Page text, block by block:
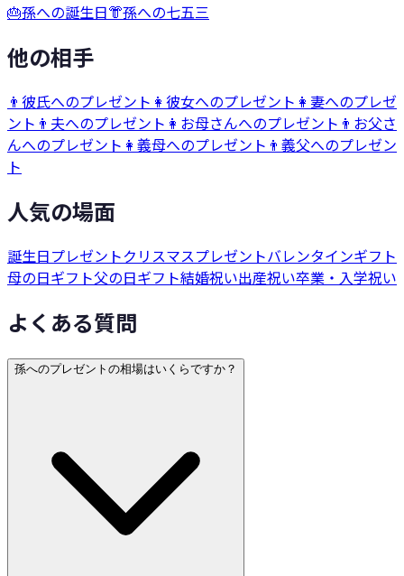
🎂孫への誕生日👘孫への七五三
他の相手
👨 彼氏へのプレゼント 👩 彼女へのプレゼント 👩 妻へのプレゼ
ント 👨 夫へのプレゼント 👩 お母さんへのプレゼント 👨 お父さ
んへのプレゼント 👩 義母へのプレゼント 👨 義父へのプレゼン
ト
人気の場面
誕生日プレゼントクリスマスプレゼントバレンタインギフト
母の日ギフト父の日ギフト結婚祝い出産祝い卒業・入学祝い
よくある質問
孫へのプレゼントの相場はいくらですか？